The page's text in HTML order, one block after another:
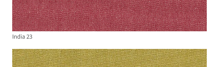
India 23